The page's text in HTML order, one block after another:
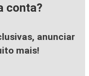
conta?
anunciar
mais!